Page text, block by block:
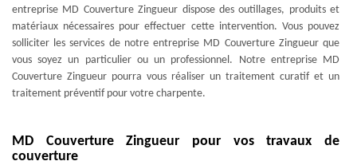
entreprise MD Couverture Zingueur dispose des outillages, produits et
matériaux nécessaires pour effectuer cette intervention. Vous pouvez
solliciter les services de notre entreprise MD Couverture Zingueur que
vous soyez un particulier ou un professionnel. Notre entreprise MD
Couverture Zingueur pourra vous réaliser un traitement curatif et un
traitement préventif pour votre charpente.
MD Couverture Zingueur pour vos travaux de
couverture